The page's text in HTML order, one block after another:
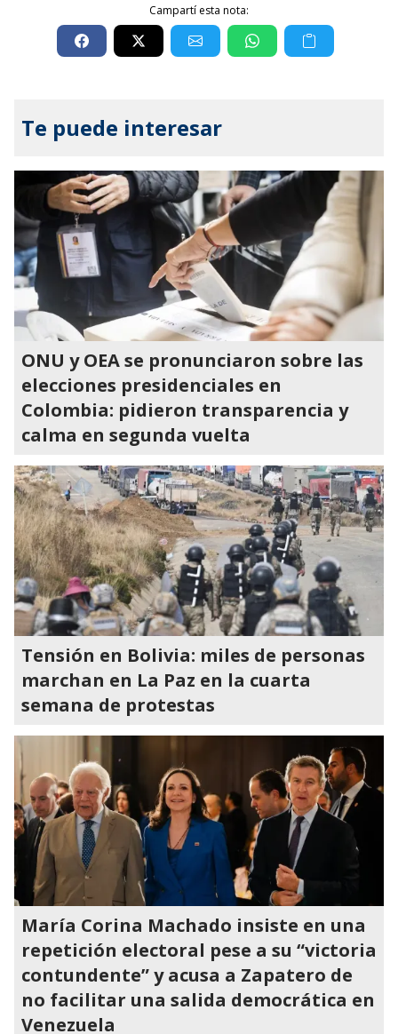
Campartí esta nota:
Te puede interesar
ONU y OEA se pronunciaron sobre las
elecciones presidenciales en
Colombia: pidieron transparencia y
calma en segunda vuelta
Tensión en Bolivia: miles de personas
marchan en La Paz en la cuarta
semana de protestas
María Corina Machado insiste en una
repetición electoral pese a su “victoria
contundente” y acusa a Zapatero de
no facilitar una salida democrática en
Venezuela